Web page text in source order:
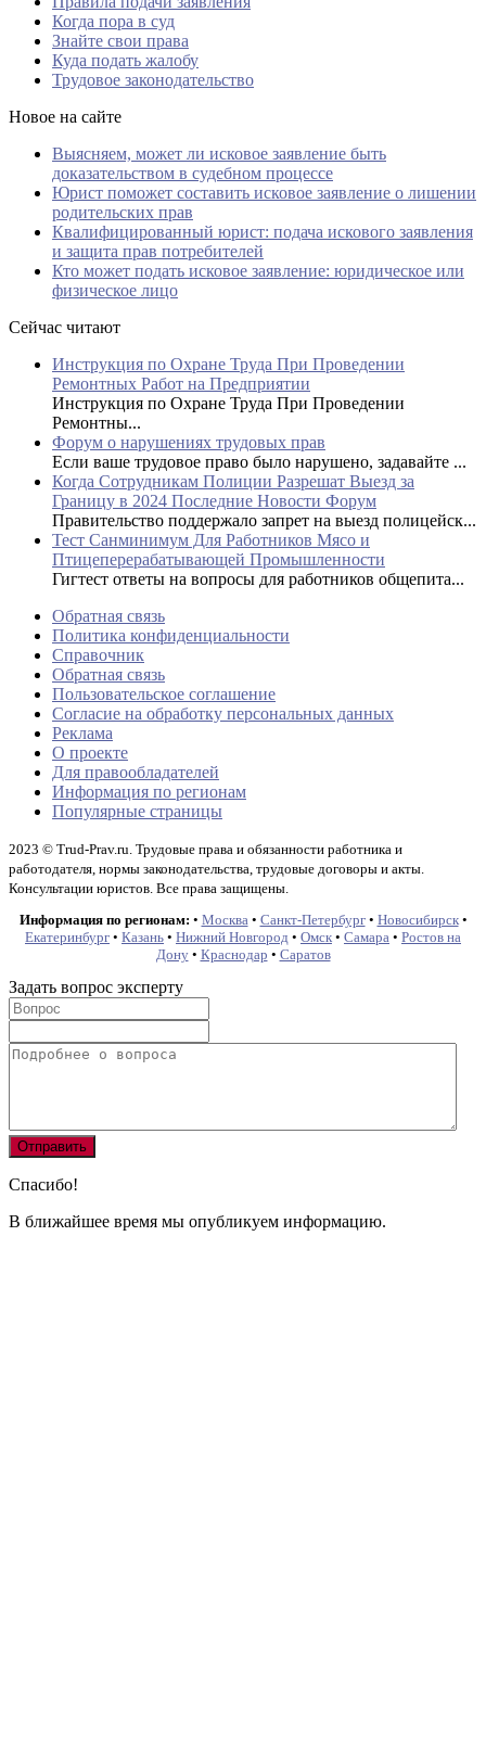
Когда пора в суд
Знайте свои права
Куда подать жалобу
Трудовое законодательство
Новое на сайте
Выясняем, может ли исковое заявление быть
доказательством в судебном процессе
Юрист поможет составить исковое заявление о лишении
родительских прав
Квалифицированный юрист: подача искового заявления
и защита прав потребителей
Кто может подать исковое заявление: юридическое или
физическое лицо
Сейчас читают
Инструкция по Охране Труда При Проведении
Ремонтных Работ на Предприятии
Инструкция по Охране Труда При Проведении
Ремонтны...
Форум о нарушениях трудовых прав
Если ваше трудовое право было нарушено, задавайте ...
Когда Сотрудникам Полиции Разрешат Выезд за
Границу в 2024 Последние Новости Форум
Правительство поддержало запрет на выезд полицейск...
Тест Санминимум Для Работников Мясо и
Птицеперерабатывающей Промышленности
Гигтест ответы на вопросы для работников общепита...
Обратная связь
Политика конфиденциальности
Справочник
Обратная связь
Пользовательское соглашение
Согласие на обработку персональных данных
Реклама
О проекте
Для правообладателей
Информация по регионам
Популярные страницы
2023 © Trud-Prav.ru. Трудовые права и обязанности работника и
работодателя, нормы законодательства, трудовые договоры и акты.
Консультации юристов. Все права защищены.
Информация по регионам: • Москва• Санкт-Петербург• Новосибирск•
Екатеринбург • Казань • Нижний Новгород • Омск • Самара • Ростов на
Дону• Краснодар • Саратов
Задать вопрос эксперту
Спасибо!
В ближайшее время мы опубликуем информацию.